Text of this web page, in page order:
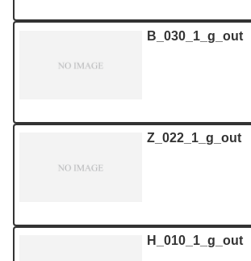
B_030_1_g_out
Z_022_1_g_out
H_010_1_g_out